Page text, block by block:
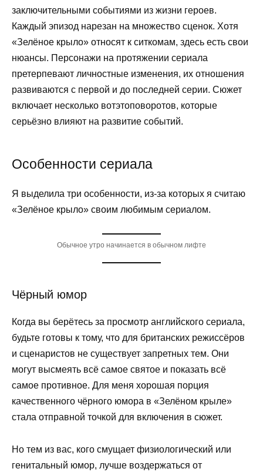
заключительными событиями из жизни героев.
Каждый эпизод нарезан на множество сценок. Хотя
«Зелёное крыло» относят к ситкомам, здесь есть свои
нюансы. Персонажи на протяжении сериала
претерпевают личностные изменения, их отношения
развиваются с первой и до последней серии. Сюжет
включает несколько вотэтоповоротов, которые
серьёзно влияют на развитие событий.
Особенности сериала
Я выделила три особенности, из-за которых я считаю
«Зелёное крыло» своим любимым сериалом.
Обычное утро начинается в обычном лифте
Чёрный юмор
Когда вы берётесь за просмотр английского сериала,
будьте готовы к тому, что для британских режиссёров
и сценаристов не существует запретных тем. Они
могут высмеять всё самое святое и показать всё
самое противное. Для меня хорошая порция
качественного чёрного юмора в «Зелёном крыле»
стала отправной точкой для включения в сюжет.
Но тем из вас, кого смущает физиологический или
генитальный юмор, лучше воздержаться от